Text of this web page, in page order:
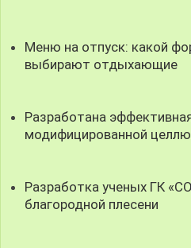
Меню на отпуск: какой
выбирают отдыхающие
Разработана
модифицированной
Разработка ученых ГК
благородной плесени